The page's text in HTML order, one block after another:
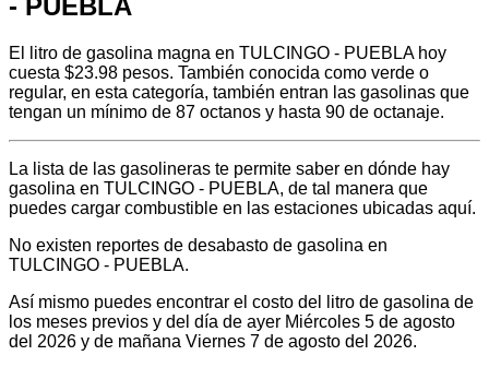
El litro de gasolina magna en TULCINGO - PUEBLA hoy
cuesta $23.98 pesos. También conocida como verde o
regular, en esta categoría, también entran las gasolinas que
tengan un mínimo de 87 octanos y hasta 90 de octanaje.
La lista de las gasolineras te permite saber en dónde hay
gasolina en TULCINGO - PUEBLA, de tal manera que
puedes cargar combustible en las estaciones ubicadas aquí.
No existen reportes de desabasto de gasolina en
TULCINGO - PUEBLA.
Así mismo puedes encontrar el costo del litro de gasolina de
los meses previos y del día de ayer Miércoles 5 de agosto
del 2026 y de mañana Viernes 7 de agosto del 2026.